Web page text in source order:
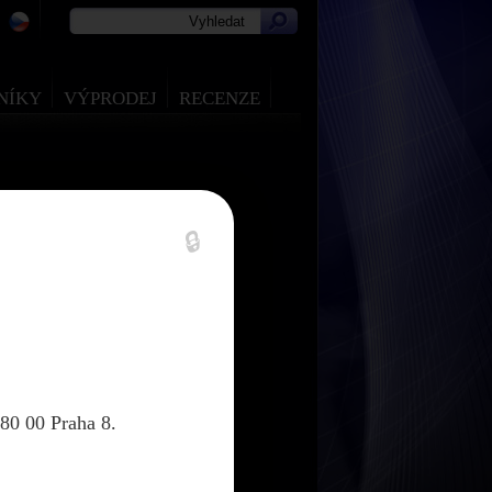
VÝPRODEJ
RECENZE
🔒
00 Praha 8.